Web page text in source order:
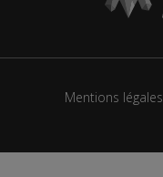
Mentions légales